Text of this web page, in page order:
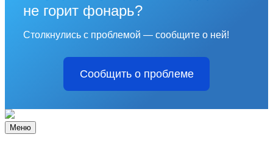
не горит фонарь?
Столкнулись с проблемой — сообщите о ней!
Сообщить о проблеме
Меню